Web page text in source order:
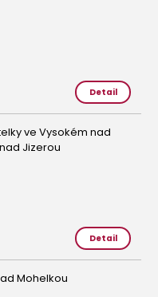
Detail
ve Vysokém nad
Jizerou
Detail
Mohelkou